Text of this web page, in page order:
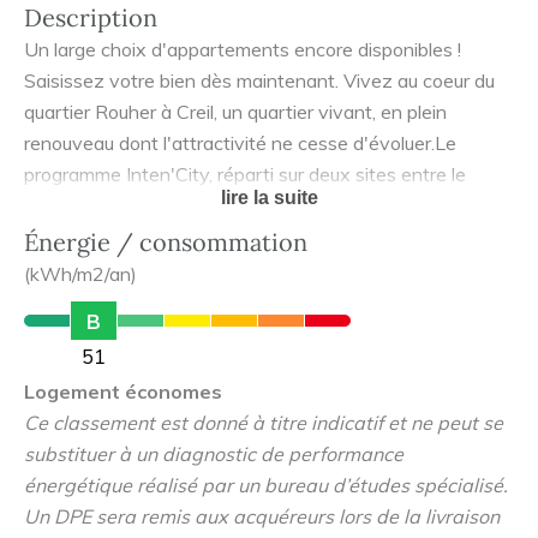
Description
Un large choix d'appartements encore disponibles !
Saisissez votre bien dès maintenant. Vivez au coeur du
quartier Rouher à Creil, un quartier vivant, en plein
renouveau dont l'attractivité ne cesse d'évoluer.Le
programme Inten'City, réparti sur deux sites entre le
boulevard Pierre Mendès-France et la rue Henri Dunant,
propose un cadre de vie à la fois urbain et verdoyant. La
ville a aussi des attraits touristiques et historiques
indéniables : les charmants bords d'Oise, le centre
historique avec son église et son château. Un quotidien
facilité avec tous les services à portée de main :
commerces, transports, écoles, infrastructures sportives
et culturelles. Découvrez une grande variété de
logements : maisons de 4 à 5 pièces et appartements du
2 au 4 pièces, spacieux et lumineux, tous prolongés par
un jardin, un balcon ou une terrasse, avec places de
lire la suite
Énergie / consommation
(kWh/m2/an)
B
51
Logement économes
Ce classement est donné à titre indicatif et ne peut se
substituer à un diagnostic de performance
énergétique réalisé par un bureau d’études spécialisé.
Un DPE sera remis aux acquéreurs lors de la livraison